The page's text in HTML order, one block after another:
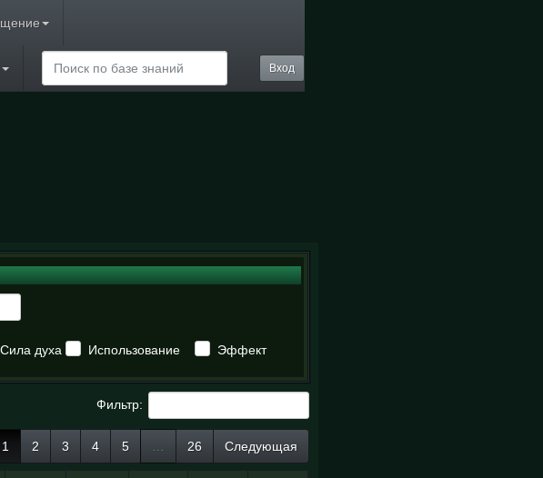
Вход
Сила духа Использование Эффект
Фильтр:
1 2 3 4 5 26 Следующая